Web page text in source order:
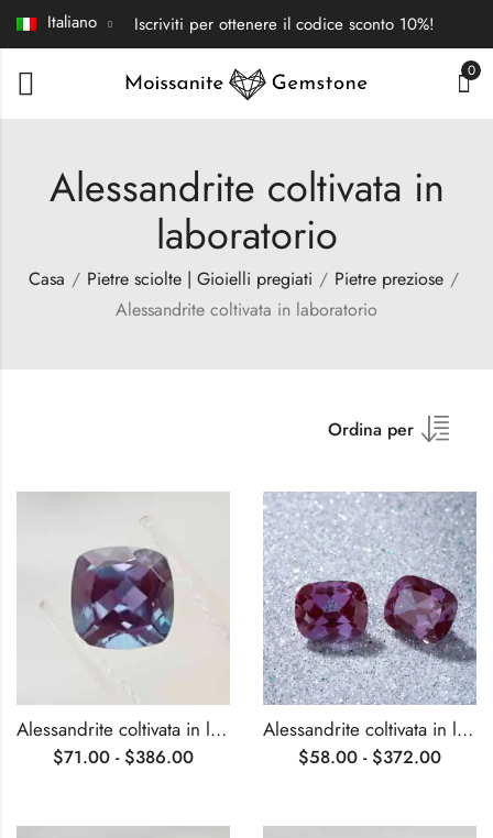
Italiano Iscriviti per ottenere il codice sconto 10%!
0
Alessandrite coltivata in
laboratorio
Casa Pietre sciolte | Gioielli pregiati
Pietre preziose
Alessandrite coltivata in laboratorio
Ordina per
Alessandrite coltivata in laboratorio, certificata AGL, tagliata a cuscino
$71.00 - $386.00
Alessandrite coltivata in laboratorio con cuscino allungato certificato AGL
$58.00 - $372.00